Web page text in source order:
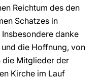
Reichtum des den
Schatzes in
danke
die Hoffnung, von
die Mitglieder der
Kirche im Lauf